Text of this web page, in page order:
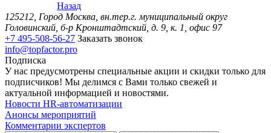
Назад
125212, Город Москва, вн.тер.г. муниципальный округ
Головинский, б-р Кронштадтский, д. 9, к. 1, офис 97
+7 495-508-56-27 Заказать звонок
info@topfactor.pro
Подписка
У нас предусмотрены специальные акции и скидки только для
подписчиков! Мы делимся с Вами только свежей и
актуальной информацией и новостями.
Новости HR-автоматизации
Анонсы мероприятий
Комментарии экспертов